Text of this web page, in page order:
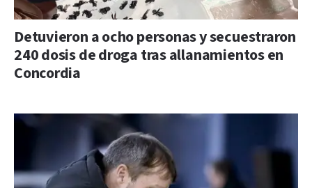
Detuvieron a ocho personas y secuestraron
240 dosis de droga tras allanamientos en
Concordia